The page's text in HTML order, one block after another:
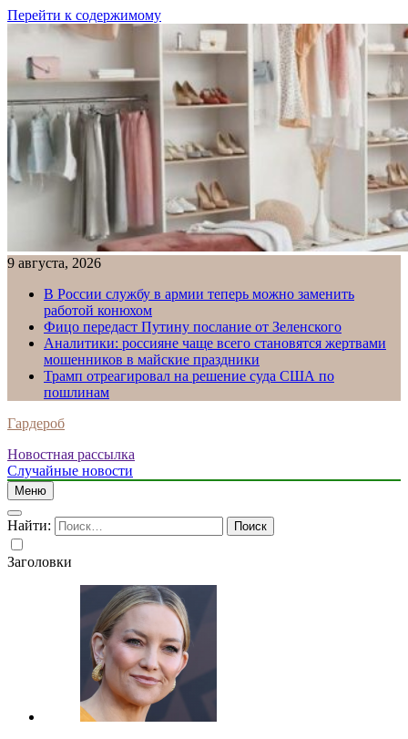
Перейти к содержимому
9 августа, 2026
В России службу в армии теперь можно заменить
работой конюхом
Фицо передаст Путину послание от Зеленского
Аналитики: россияне чаще всего становятся жертвами
мошенников в майские праздники
Трамп отреагировал на решение суда США по
пошлинам
Гардероб
Новостная рассылка
Случайные новости
Меню
Найти:
Заголовки